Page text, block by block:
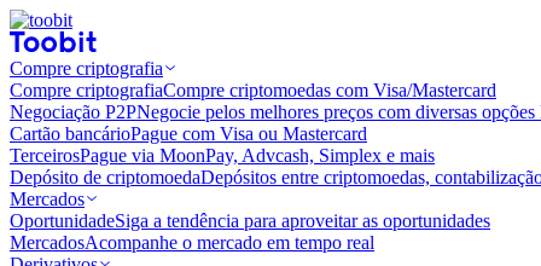
Compre criptografia
Compre criptografiaCompre criptomoedas com Visa/Mastercard
Negociação P2PNegocie pelos melhores preços com diversas
Cartão bancárioPague com Visa ou Mastercard
TerceirosPague via MoonPay, Advcash, Simplex e mais
Depósito de criptomoedaDepósitos entre criptomoedas,
Mercados
OportunidadeSiga a tendência para aproveitar as oportunidades
MercadosAcompanhe o mercado em tempo real